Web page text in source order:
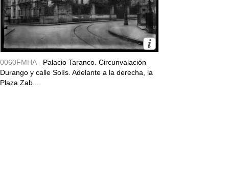
0060FMHA - Palacio Taranco. Circunvalación
Durango y calle Solís. Adelante a la derecha, la
Plaza Zab...